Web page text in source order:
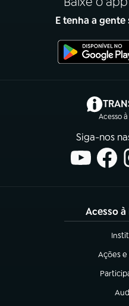
E tenha a
Acesso
Siga-nos
Acesso
Ações
(abre
(abre